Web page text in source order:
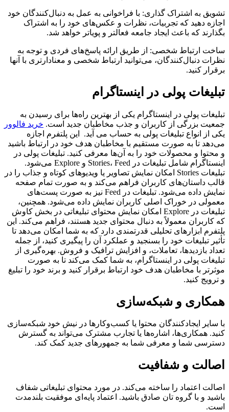
تشویق به اشتراک گذاری: با فراخوانی به عمل به دنبال‌کنندگان خود
اجازه دهید که تجربیات، نظرات و عکس‌های خود را به اشتراک
بگذارند که باعث ایجاد جامعه فعالتر و پویاتر خواهد شد.
ساخت ارتباط شخصی: از طریق ارائه پاسخ‌های فردی و توجه به
نظرات دنبال‌کنندگان، می‌توانید ارتباط شخصی و معنادارتری با آنها
برقرار کنید.
تبلیغات پولی در اینستاگرام
تبلیغات پولی در اینستاگرام یکی از بهترین راه‌ها برای رسیدن به
جمعیت بزرگی از کاربران و جذب مخاطبان جدید است. خرید فالوور
یکی از انواع تبلیغات پولی به حساب می آید. این پلتفرم اجازه
می‌دهد تا به صورت مستقیم با مخاطبان هدف خود در ارتباط باشید
و محتوا و محصولات خود را به آن‌ها معرفی کنید. تبلیغات پولی در
اینستاگرام شامل تبلیغات در Stories، Feed و Explore می‌شود.
تبلیغات Stories امکان نمایش تصاویر یا ویدیوهای کوتاه و جذاب را در
قالب داستان‌های کاربران فراهم می‌کند و به صورت تمام صفحه
نمایش داده می‌شود. تبلیغات در Feed نیز به صورت پست‌های
معمولی در خوراک اصلی کاربران نمایش داده می‌شود. همچنین،
تبلیغات در Explore امکان نمایش محتوای تبلیغاتی در بخش کاوش
که کاربران معمولاً به دنبال محتوای جدید هستند، فراهم می‌کند. این
پلتفرم ابزارهای تحلیلی قدرتمندی دارد که به شما امکان می‌دهد تا
تأثیر تبلیغات خود را بسنجید و عملکرد آن را پیگیری کنید، از جمله
تعداد بازدیدها، تعاملات، و افزایش ترافیک و فروش. بهره‌گیری از
تبلیغات پولی در اینستاگرام، به شما کمک می‌کند تا به صورت
موثرتر با مخاطبان هدف خود ارتباط برقرار کنید و برند خود را تبلیغ
و ترویج کنید.
همکاری و شبکه‌سازی
با سایر ایجادکنندگان محتوا یا کسب‌وکارها در نیش خود شبکه‌سازی
کنید. همکاری‌ها، اشاره‌ها یا تجارب مشترک می‌تواند به گسترش
دسترسی شما و معرفی شما به جمهورهای جدید کمک کند.
اصالت و شفافیت
اصالت اعتماد را ساخته می‌کند. در مورد محتوای تبلیغاتی شفاف
باشید و با گروه تان صادق باشید. اعتماد پایه‌ای موفقیت بلندمدت
است.